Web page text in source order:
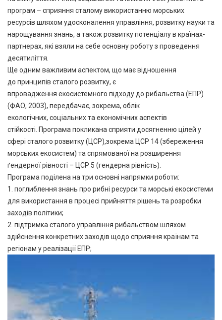
програм – сприяння сталому використанню морських
ресурсів шляхом удосконалення управління, розвитку науки та
нарощування знань, а також розвитку потенціалу в країнах-
партнерах, які взяли на себе основну роботу з проведення
десятиліття.
Ще одним важливим аспектом, що має відношення
до принципів сталого розвитку, є
впровадження екосистемного підходу до рибальства (ЕПР)
(ФАО, 2003), передбачає, зокрема, облік
екологічних, соціальних та економічних аспектів
стійкості. Програма покликана сприяти досягненню цілей у
сфері сталого розвитку (ЦСР),зокрема ЦСР 14 (збереження
морських екосистем) та спрямованої на розширення
ґендерної рівності – ЦСР 5 (гендерна рівність).
Програма поділена на три основні напрямки роботи:
1. поглиблення знань про рибні ресурси та морські екосистеми
для використання в процесі прийняття рішень та розробки
заходів політики;
2. підтримка сталого управління рибальством шляхом
здійснення конкретних заходів щодо сприяння країнам та
регіонам у реалізації ЕПР;